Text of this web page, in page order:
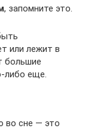
, запомните это.
или лежит в
большие
либо еще.
во сне — это